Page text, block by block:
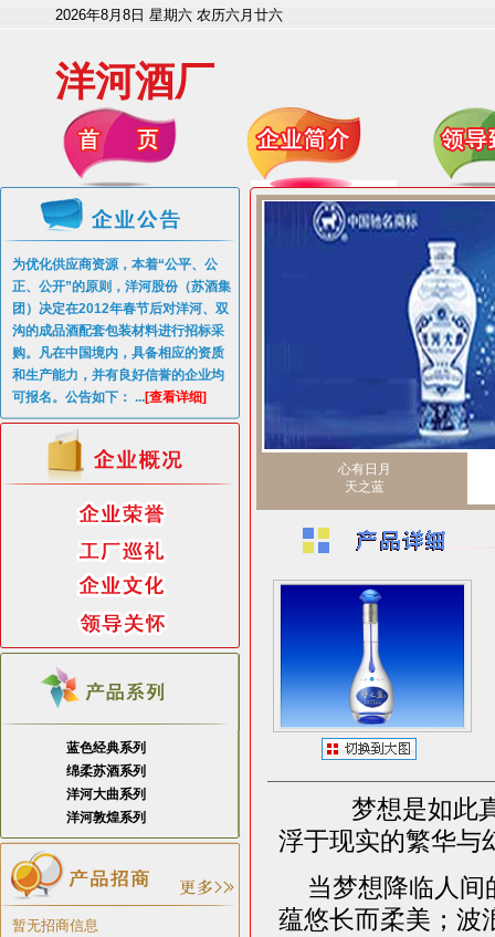
2026年8月8日 星期六 农历六月廿六
洋河酒厂
为优化供应商资源，本着“公平、公
正、公开”的原则，洋河股份（苏酒集
团）决定在2012年春节后对洋河、双
沟的成品酒配套包装材料进行招标采
购。凡在中国境内，具备相应的资质
和生产能力，并有良好信誉的企业均
可报名。公告如下： ...[查看详细]
蓝色经典系列
绵柔苏酒系列
洋河大曲系列
洋河敦煌系列
暂无招商信息
心有日月
天之蓝
梦想是如此
浮于现实的繁华与
当梦想降临人间
蕴悠长而柔美；波